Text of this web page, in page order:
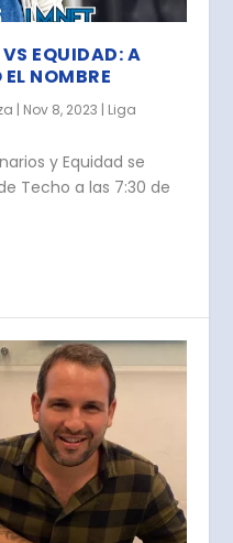
EQUIDAD: A
NOMBRE
| Nov 8, 2023 | Liga
y Equidad se
Techo a las 7:30 de